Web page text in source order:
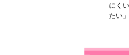
にく
たい